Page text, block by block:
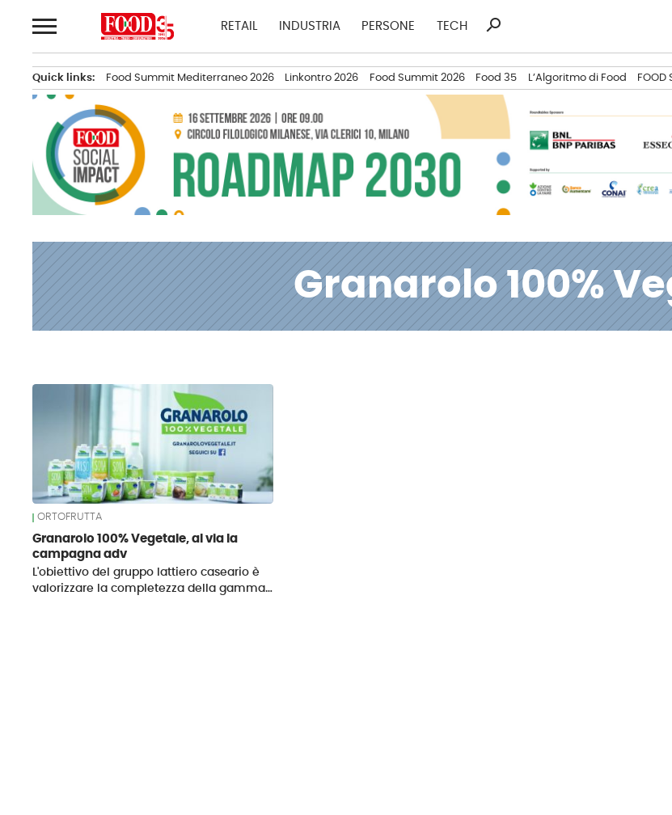
al
RETAIL INDUSTRIA PERSONE TECH
Ricerca
search
Quick links: Food Summit Mediterraneo 2026 Linkontro 2026 Food Summit 2026 Food 35 L’Algoritmo di Food FOOD
Granarolo 100%
News
ORTOFRUTTA
Granarolo 100% Vegetale, al via la
campagna adv
L'obiettivo del gruppo lattiero caseario è
valorizzare la completezza della gamma…